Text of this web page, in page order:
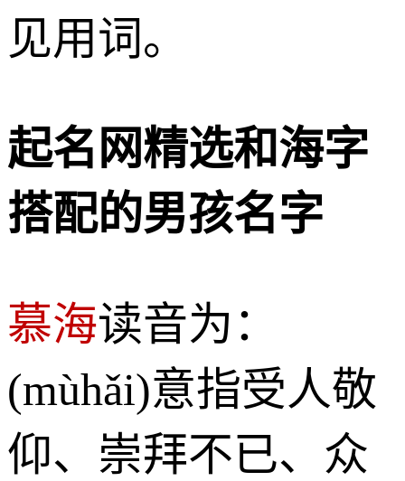
见用词。
起名网精选和海字
搭配的男孩名字
慕海读音为：
(mùhǎi)意指受人敬
仰、崇拜不已、众